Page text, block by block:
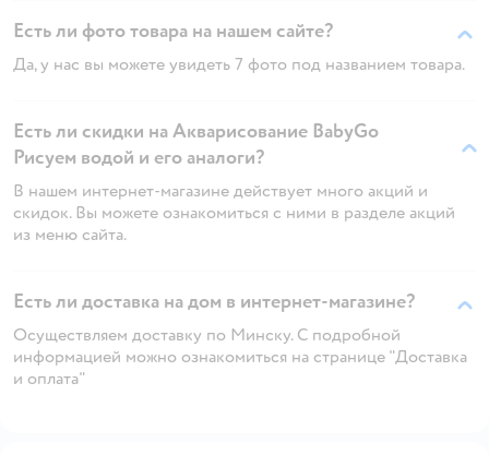
Есть ли фото товара на нашем сайте?
Да, у нас вы можете увидеть 7 фото под названием товара.
Есть ли скидки на Акварисование BabyGo
Рисуем водой и его аналоги?
В нашем интернет-магазине действует много акций и
скидок. Вы можете ознакомиться с ними в разделе акций
из меню сайта.
Есть ли доставка на дом в интернет-магазине?
Осуществляем доставку по Минску. С подробной
информацией можно ознакомиться на странице "Доставка
и оплата"